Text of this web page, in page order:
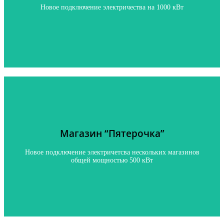
Новое подключение электричества на 1000 кВт
Магазин “Пятерочка”
Новое подключение электричетсва нескольких магазинов
общей мощностью 500 кВт
Новое подключение нескольких магазинов общей